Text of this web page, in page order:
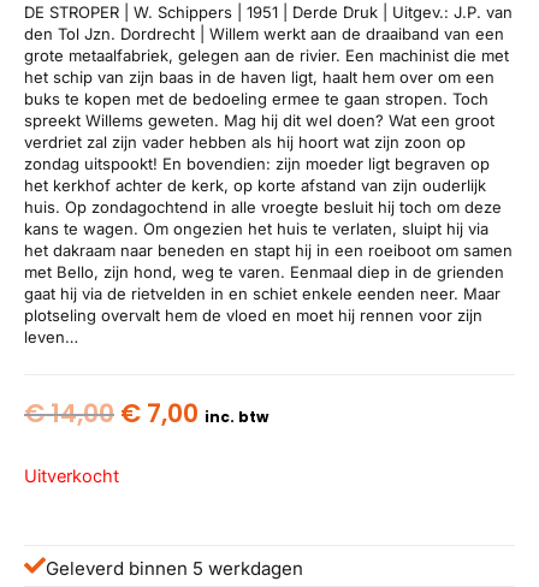
DE STROPER | W. Schippers | 1951 | Derde Druk | Uitgev.: J.P. van
den Tol Jzn. Dordrecht | Willem werkt aan de draaiband van een
grote metaalfabriek, gelegen aan de rivier. Een machinist die met
het schip van zijn baas in de haven ligt, haalt hem over om een
buks te kopen met de bedoeling ermee te gaan stropen. Toch
spreekt Willems geweten. Mag hij dit wel doen? Wat een groot
verdriet zal zijn vader hebben als hij hoort wat zijn zoon op
zondag uitspookt! En bovendien: zijn moeder ligt begraven op
het kerkhof achter de kerk, op korte afstand van zijn ouderlijk
huis. Op zondagochtend in alle vroegte besluit hij toch om deze
kans te wagen. Om ongezien het huis te verlaten, sluipt hij via
het dakraam naar beneden en stapt hij in een roeiboot om samen
met Bello, zijn hond, weg te varen. Eenmaal diep in de grienden
gaat hij via de rietvelden in en schiet enkele eenden neer. Maar
plotseling overvalt hem de vloed en moet hij rennen voor zijn
leven…
€14,00 Oorspronkelijke
€ 7,00 Huidige
inc. btw
Uitverkocht
Geleverd binnen 5 werkdagen